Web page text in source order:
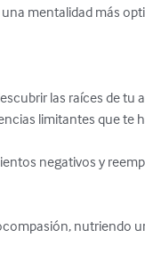
mentalidad más
las raíces de
limitantes que te
negativos y
nutriendo